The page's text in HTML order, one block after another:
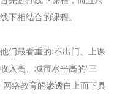
下相结合的课程。
们最看重的:不出门、上课
入高、城市水平高的“三
络教育的渗透自上而下具